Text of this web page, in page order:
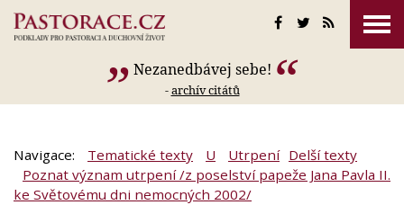
Nezanedbávej sebe!
-archív citátů
Navigace: Tematické texty U Utrpení Delší texty
Poznat význam utrpení /z poselství papeže Jana Pavla II.
ke Světovému dni nemocných 2002/